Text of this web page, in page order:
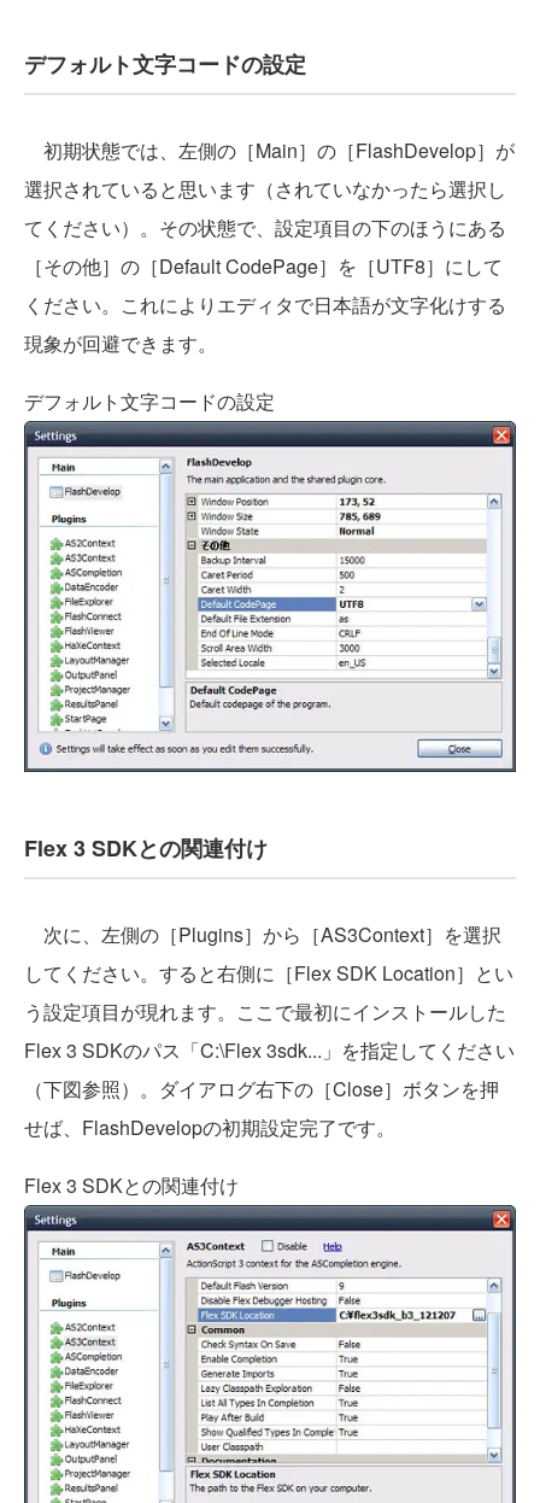
デフォルト文字コードの設定
初期状態では、左側の［Main］の［FlashDevelop］が
選択されていると思います（されていなかったら選択し
てください）。その状態で、設定項目の下のほうにある
［その他］の［Default CodePage］を［UTF8］にして
ください。これによりエディタで日本語が文字化けする
現象が回避できます。
デフォルト文字コードの設定
Flex 3 SDKとの関連付け
次に、左側の［Plugins］から［AS3Context］を選択
してください。すると右側に［Flex SDK Location］とい
う設定項目が現れます。ここで最初にインストールした
Flex 3 SDKのパス「C:\Flex 3sdk...」を指定してください
（下図参照）。ダイアログ右下の［Close］ボタンを押
せば、FlashDevelopの初期設定完了です。
Flex 3 SDKとの関連付け